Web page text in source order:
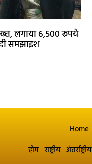
लगाया 6,500 रूपये
समझाइश
Home
होम राष्ट्रीय अंतर्राष्ट्रीय